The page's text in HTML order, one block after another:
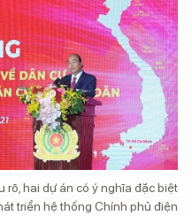
rõ, hai dự án có ý nghĩa đặc biệt
triển hệ thống Chính phủ điện